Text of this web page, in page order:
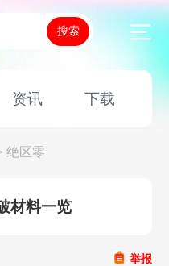
资讯 下载
绝区零
材料一览
举报